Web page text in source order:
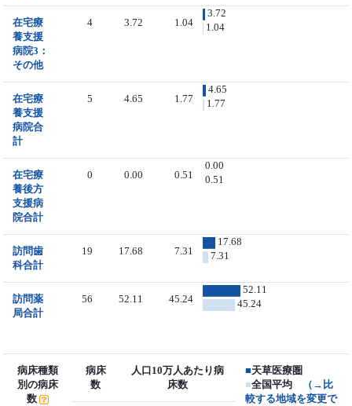
在宅療
養支援
病院3：
その他
4 3.72 1.04
3.72
1.04
在宅療
養支援
病院合
計
5 4.65 1.77
4.65
1.77
在宅療
養後方
支援病
院合計
0 0.00 0.51
0.00
0.51
訪問歯
科合計
19 17.68 7.31
17.68
7.31
訪問薬
局合計
56 52.11 45.24
52.11
45.24
病床種類
別の病床
数
病床
数
人口10万人あたり病
床数
■天草医療圏
■全国平均
（→比
較する地域を変更で